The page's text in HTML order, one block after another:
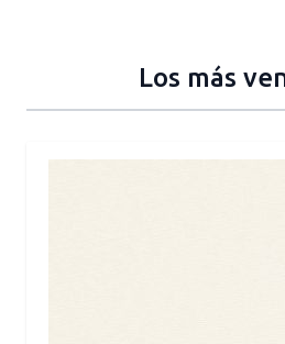
Los más